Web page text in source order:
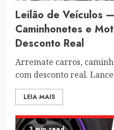
Leilão de Veículos
Caminhonetes e
Desconto Real
Arremate carros,
com desconto real.
LEIA MAIS